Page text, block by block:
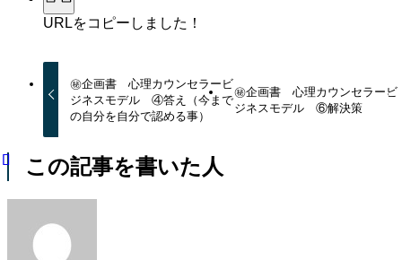
URLをコピーしました！
㊙企画書 心理カウンセラービ
ジネスモデル ④答え（今まで
の自分を自分で認める事）
㊙企画書 心理カウンセラービ
ジネスモデル ⑥解決策
この記事を書いた人